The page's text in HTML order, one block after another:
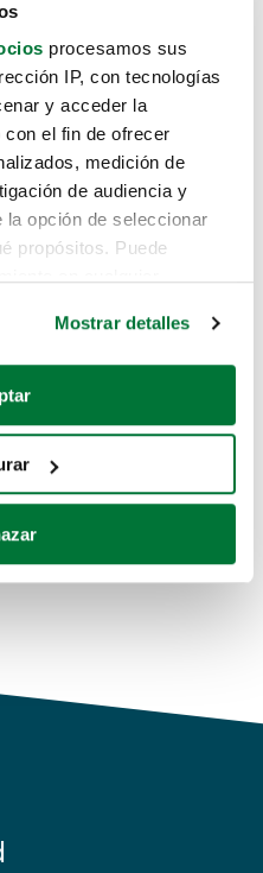
procesamos sus
IP, con tecnologías
y acceder la
el fin de ofrecer
medición de
de audiencia y
opción de seleccionar
propósitos. Puede
su ubicación geográfica
activamente
específicas (huellas
cómo se procesan sus
del sitio web con
publicidad y análisis
Mostrar detalles
como
aquí.
que estás
enlaces: